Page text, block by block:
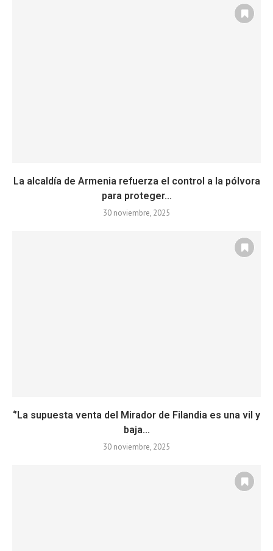
La alcaldía de Armenia refuerza el control a la pólvora
para proteger...
30 noviembre, 2025
‘’La supuesta venta del Mirador de Filandia es una vil y
baja...
30 noviembre, 2025